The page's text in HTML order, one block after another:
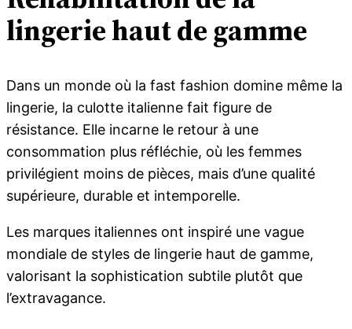
lingerie haut de gamme
Dans un monde où la fast fashion domine même la
lingerie, la culotte italienne fait figure de
résistance. Elle incarne le retour à une
consommation plus réfléchie, où les femmes
privilégient moins de pièces, mais d’une qualité
supérieure, durable et intemporelle.
Les marques italiennes ont inspiré une vague
mondiale de styles de lingerie haut de gamme,
valorisant la sophistication subtile plutôt que
l’extravagance.